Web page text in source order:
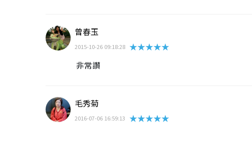
曾春玉
2015-10-26 09:18:28 ★★★★★
非常讚
毛秀菊
2016-07-06 16:59:13 ★★★★★